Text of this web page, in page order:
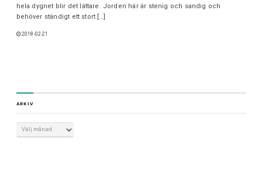
hela dygnet blir det lättare. Jorden här är stenig och sandig och
behöver ständigt ett stort […]
2018-02-21
ARKIV